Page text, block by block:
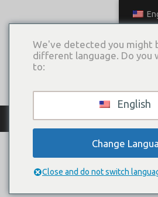
КАТАЛОГ
ANNI
We've detected you might
different language. Do you
to:
English
Change
Close and do not switch